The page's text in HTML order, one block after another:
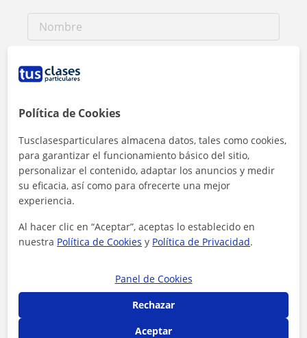
Contactar ahora
Política de Cookies
Tusclasesparticulares almacena datos, tales como cookies,
para garantizar el funcionamiento básico del sitio,
personalizar el contenido, adaptar los anuncios y medir
su eficacia, así como para ofrecerte una mejor
experiencia.
Al hacer clic en “Aceptar”, aceptas lo establecido en
nuestra Política de Cookies y Política de Privacidad.
Panel de Cookies
Rechazar
Aceptar